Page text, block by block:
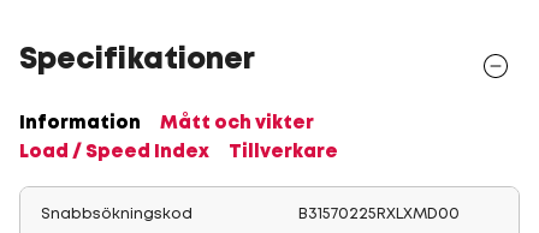
Specifikationer
Information
Mått och vikter
Load / Speed Index
Tillverkare
Snabbsökningskod B31570225RXLXMD00